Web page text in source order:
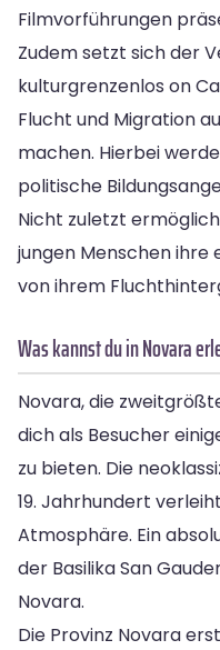
Filmvorführungen
Zudem setzt sich der
kulturgrenzenlos on
Flucht und Migration
machen. Hierbei
politische
Nicht zuletzt
jungen Menschen ihre
von ihrem
Was kannst du in Novara
Novara, die
dich als Besucher
zu bieten. Die
19. Jahrhundert
Atmosphäre. Ein
der Basilika San
Novara.
Die Provinz Novara